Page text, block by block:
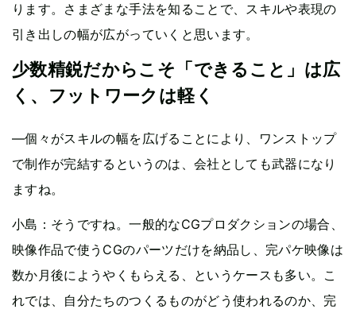
ります。さまざまな手法を知ることで、スキルや表現の
引き出しの幅が広がっていくと思います。
少数精鋭だからこそ「できること」は広
く、フットワークは軽く
—個々がスキルの幅を広げることにより、ワンストップ
で制作が完結するというのは、会社としても武器になり
ますね。
小島：そうですね。一般的なCGプロダクションの場合、
映像作品で使うCGのパーツだけを納品し、完パケ映像は
数か月後にようやくもらえる、というケースも多い。こ
れでは、自分たちのつくるものがどう使われるのか、完